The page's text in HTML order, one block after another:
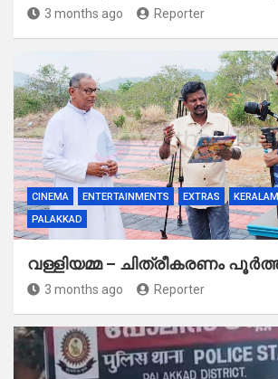
3 months ago Reporter
CINEMA ENTERTAINMENTS EXTRAS KERALAM
PALAKKAD
വള്ളിയമ്മ – ചിത്രീകരണം
3 months ago Reporter